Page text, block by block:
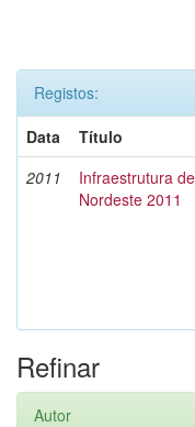
Registos:
Data
Título
2011
Infraestrutura
Nordeste 2011
Refinar
Autor